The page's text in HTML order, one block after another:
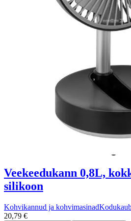
Veekeedukann 0,8L,
silikoon
Kohvikannud ja kohvimasinad
20,79 €